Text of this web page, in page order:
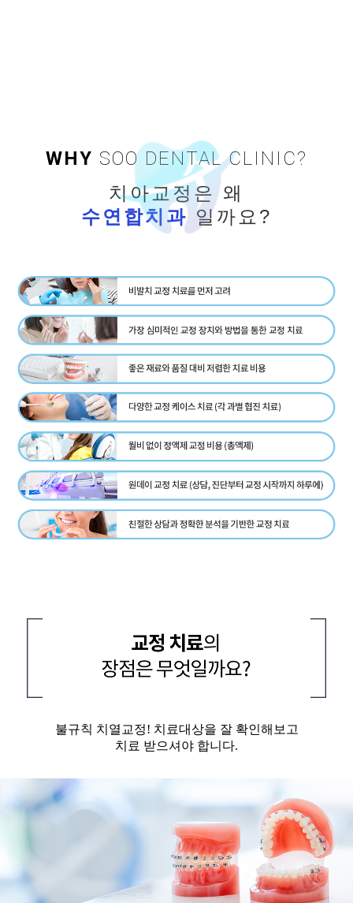
WHY SOO DENTAL CLINIC?
치아교정은 왜
수연합치과 일까요?
불규칙 치열교정! 치료대상을 잘 확인해보고
치료 받으셔야 합니다.